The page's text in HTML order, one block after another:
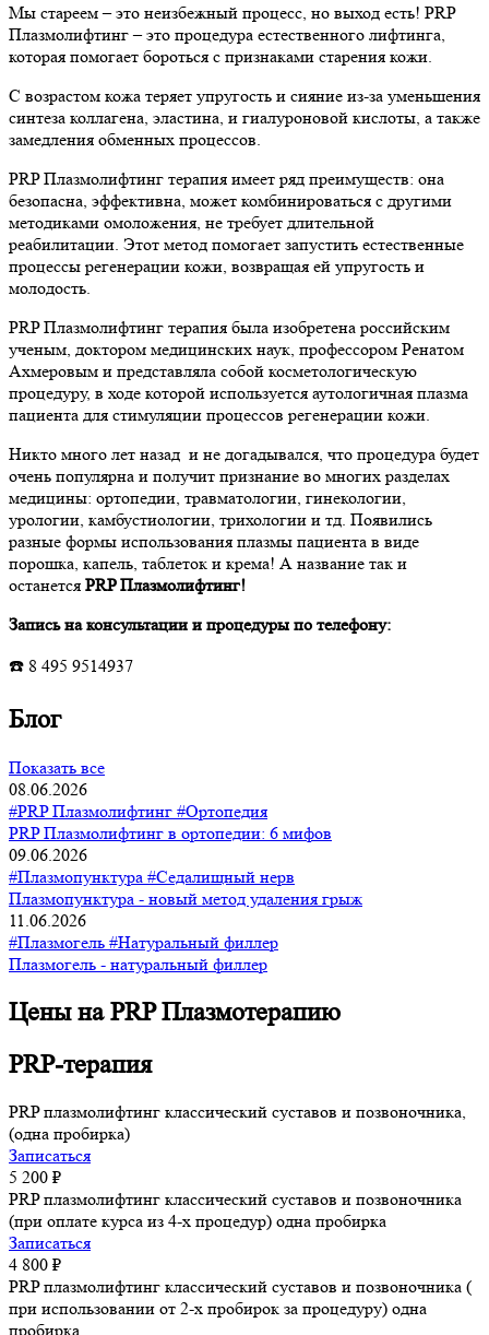
Мы стареем – это неизбежный процесс, но выход есть! PRP
Плазмолифтинг – это процедура естественного лифтинга,
которая помогает бороться с признаками старения кожи.
С возрастом кожа теряет упругость и сияние из-за уменьшения
синтеза коллагена, эластина, и гиалуроновой кислоты, а также
замедления обменных процессов.
PRP Плазмолифтинг терапия имеет ряд преимуществ: она
безопасна, эффективна, может комбинироваться с другими
методиками омоложения, не требует длительной
реабилитации. Этот метод помогает запустить естественные
процессы регенерации кожи, возвращая ей упругость и
молодость.
PRP Плазмолифтинг терапия была изобретена российским
ученым, доктором медицинских наук, профессором Ренатом
Ахмеровым и представляла собой косметологическую
процедуру, в ходе которой используется аутологичная плазма
пациента для стимуляции процессов регенерации кожи.
Никто много лет назад и не догадывался, что процедура будет
очень популярна и получит признание во многих разделах
медицины: ортопедии, травматологии, гинекологии,
урологии, камбустиологии, трихологии и тд. Появились
разные формы использования плазмы пациента в виде
порошка, капель, таблеток и крема! А название так и
останется PRP Плазмолифтинг!
Запись на консультации и процедуры по телефону:
☎️ 8 495 9514937
Блог
Показать все
08.06.2026
#PRP Плазмолифтинг #Ортопедия
PRP Плазмолифтинг в ортопедии: 6 мифов
09.06.2026
#Плазмопунктура #Седалищный нерв
Плазмопунктура - новый метод удаления грыж
11.06.2026
#Плазмогель #Натуральный филлер
Плазмогель - натуральный филлер
Цены на PRP Плазмотерапию
PRP-терапия
PRP плазмолифтинг классический суставов и позвоночника,
(одна пробирка)
Записаться
5 200 ₽
PRP плазмолифтинг классический суставов и позвоночника
(при оплате курса из 4-х процедур) одна пробирка
Записаться
4 800 ₽
PRP плазмолифтинг классический суставов и позвоночника (
при использовании от 2-х пробирок за процедуру) одна
пробирка